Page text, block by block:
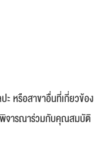
หรือสาขาอื่นที่เกี่ยวข้อง
จารณาร่วมกับคุณสมบัติ